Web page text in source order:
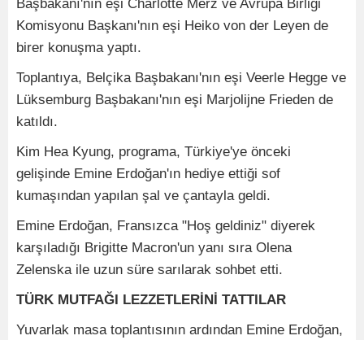
Başbakanı'nın eşi Charlotte Merz ve Avrupa Birliği
Komisyonu Başkanı'nın eşi Heiko von der Leyen de
birer konuşma yaptı.
Toplantıya, Belçika Başbakanı'nın eşi Veerle Hegge ve
Lüksemburg Başbakanı'nın eşi Marjolijne Frieden de
katıldı.
Kim Hea Kyung, programa, Türkiye'ye önceki
gelişinde Emine Erdoğan'ın hediye ettiği sof
kumaşından yapılan şal ve çantayla geldi.
Emine Erdoğan, Fransızca "Hoş geldiniz" diyerek
karşıladığı Brigitte Macron'un yanı sıra Olena
Zelenska ile uzun süre sarılarak sohbet etti.
TÜRK MUTFAĞI LEZZETLERİNİ TATTILAR
Yuvarlak masa toplantısının ardından Emine Erdoğan,